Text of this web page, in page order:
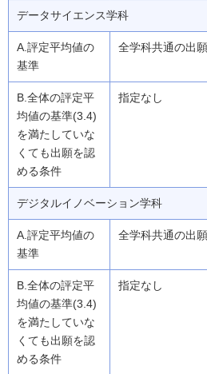
データサイエンス学科
全学科共通の出
指定なし
デジタルイノベーション学科
全学科共通の出
指定なし